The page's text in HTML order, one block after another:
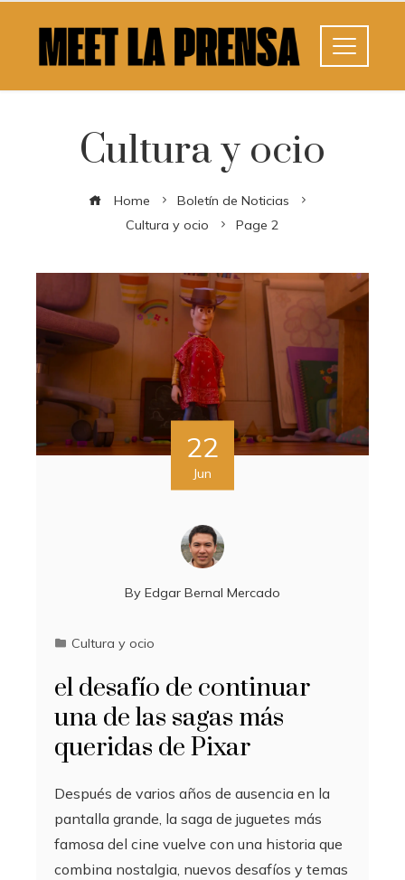
Cultura y ocio
Home
Boletín de Noticias
Cultura y ocio
Page 2
22
Jun
By Edgar Bernal Mercado
Cultura y ocio
el desafío de continuar
una de las sagas más
queridas de Pixar
Después de varios años de ausencia en la
pantalla grande, la saga de juguetes más
famosa del cine vuelve con una historia que
combina nostalgia, nuevos desafíos y temas